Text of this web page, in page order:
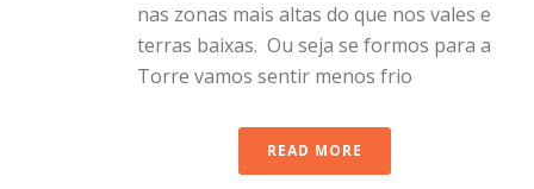
nas zonas mais altas do que nos vales e
terras baixas. Ou seja se formos para a
Torre vamos sentir menos frio
READ MORE